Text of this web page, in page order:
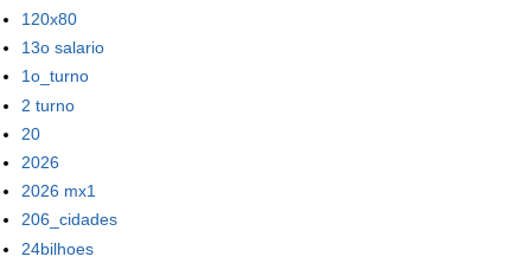
120x80
13o salario
1o_turno
2 turno
20
2026
2026 mx1
206_cidades
24bilhoes